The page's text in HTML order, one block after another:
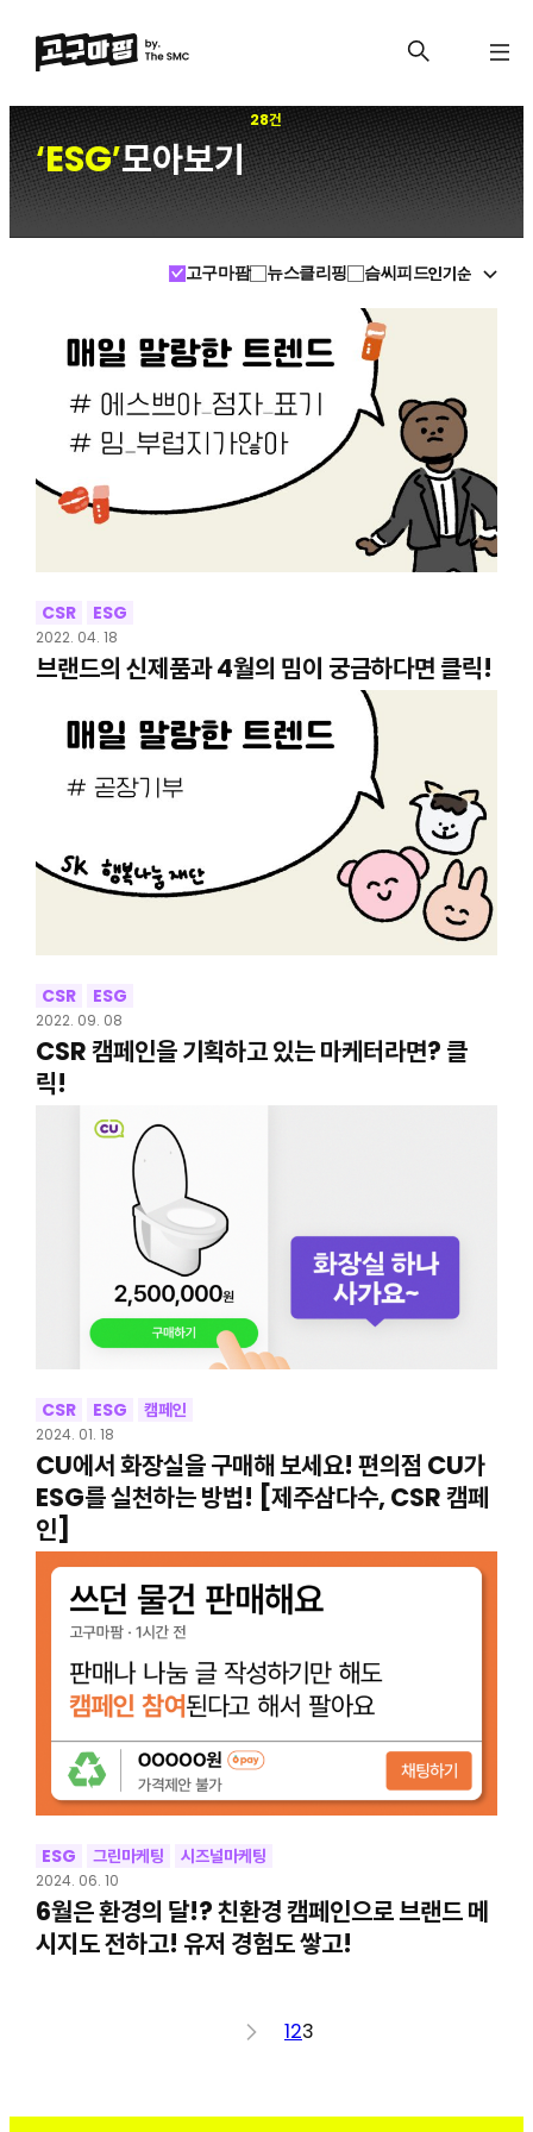
‘ESG’모아보기
28건
고구마팜 뉴스클리핑 슴씨피드인기순
CSR ESG
2022. 04. 18
브랜드의 신제품과 4월의 밈이 궁금하다면 클릭!
CSR ESG
2022. 09. 08
CSR 캠페인을 기획하고 있는 마케터라면? 클
릭!
CSR ESG 캠페인
2024. 01. 18
CU에서 화장실을 구매해 보세요! 편의점 CU가
ESG를 실천하는 방법! [제주삼다수, CSR 캠페
인]
ESG 그린마케팅 시즈널마케팅
2024. 06. 10
6월은 환경의 달!? 친환경 캠페인으로 브랜드 메
시지도 전하고! 유저 경험도 쌓고!
< 123